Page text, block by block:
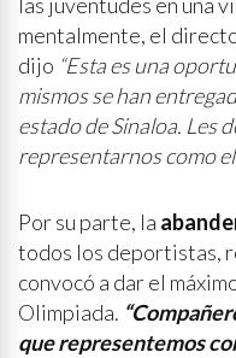
mentalmente, el
dijo “Esta es una
mismos se han
estado de Sinaloa. Les
representarnos como
Por su parte, la
todos los deportistas,
convocó a dar el
Olimpiada.
que representemos